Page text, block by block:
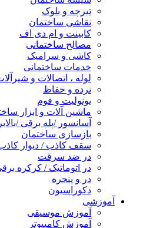
تیرچه و بلوک
نقاشی ساختمان
کابینت و ام دی اف
مصالح ساختمانی
کاشی و سرامیک
خدمات ساختمانی
لوله ، اتصالات و شیرآلات
نرده و حفاظ
یونولیت و فوم
ماشین آلات و ابزار ساختمانی
آسانسور /پله برقی /بالابر
بازسازی ساختمان
سقف کاذب / دیوار کاذب
در ضد سرقت
در اتوماتیک / کرکره برقی
در و پنجره
دکوراسیون
آموزشی
آموزش موسیقی
آموزش کامپیوتر